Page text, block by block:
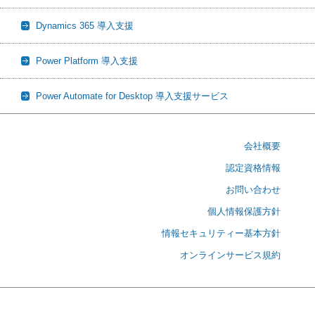
Dynamics 365 導入支援
Power Platform 導入支援
Power Automate for Desktop 導入支援サービス
会社概要
認定資格情報
お問い合わせ
個人情報保護方針
情報セキュリティー基本方針
オンラインサービス規約